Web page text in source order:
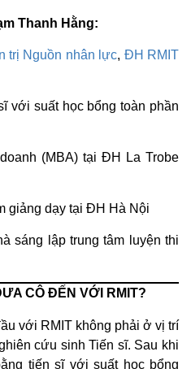
Thanh Hằng:
trị Nguồn nhân lực, ĐH RMIT
với suất học bổng toàn phần
(MBA) tại ĐH La Trobe
giảng dạy tại ĐH Hà Nội
sáng lập trung tâm luyện thi
CÔ ĐẾN VỚI RMIT?
với RMIT không phải ở vị trí
cứu sinh Tiến sĩ. Sau khi
tiến sĩ với suất học bổng